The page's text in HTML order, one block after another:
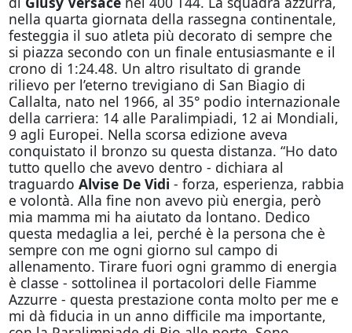
nella quarta giornata della rassegna continentale,
festeggia il suo atleta più decorato di sempre che
si piazza secondo con un finale entusiasmante e il
crono di 1:24.48. Un altro risultato di grande
rilievo per l’eterno trevigiano di San Biagio di
Callalta, nato nel 1966, al 35° podio internazionale
della carriera: 14 alle Paralimpiadi, 12 ai Mondiali,
9 agli Europei. Nella scorsa edizione aveva
conquistato il bronzo su questa distanza. “Ho dato
tutto quello che avevo dentro - dichiara al
traguardo Alvise De Vidi - forza, esperienza, rabbia
e volontà. Alla fine non avevo più energia, però
mia mamma mi ha aiutato da lontano. Dedico
questa medaglia a lei, perché è la persona che è
sempre con me ogni giorno sul campo di
allenamento. Tirare fuori ogni grammo di energia
è classe - sottolinea il portacolori delle Fiamme
Azzurre - questa prestazione conta molto per me e
mi dà fiducia in un anno difficile ma importante,